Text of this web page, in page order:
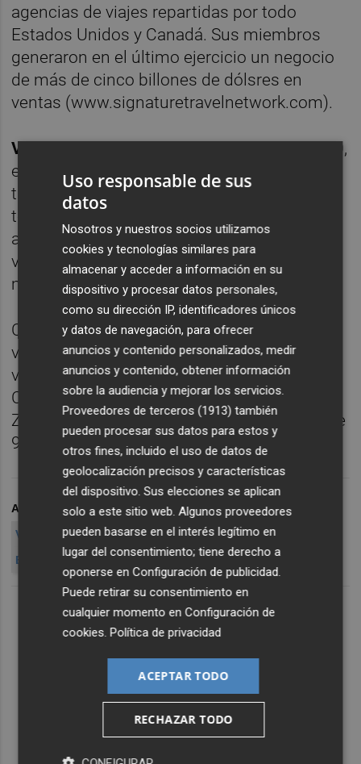
agencias de viajes repartidas por todo
Estados Unidos y Canadá. Sus miembros
generaron en el último ejercicio un negocio
de más de cinco billones de dólsres en
ventas (www.signaturetravelnetwork.com).
Virtuoso Ltd
., por su parte, fundada en 1950,
es la red líder en el mundo de la industria del
turismo de gama alta formada tanto por
touroperadores como por agentes de viajes
a la que se accede única y exclusivamente
vía invitación de otros miembros de la
misma red (www.virtuoso.com).
Con 330 agencias (algunas de ellas con
varias oficinas) y más de 7.200 asesores de
viajes en 20 países en Norteamérica, el
Caribe, Sudamérica, Australia y Nueva
Zelanda, genera un negocio anual de más de
9,6 billones de dólares.
ARCHIVADO EN SIGNATURE
TRAVEL NETWORK
VIRTUOSO LTD
CONSELLERIA DE ECONOMIA
BIOPARC
LLADRÓ CIUDAD
Uso responsable de sus
datos
Nosotros y nuestros socios utilizamos
cookies y tecnologías similares para
almacenar y acceder a información en su
dispositivo y procesar datos personales,
como su dirección IP, identificadores únicos
y datos de navegación, para ofrecer
anuncios y contenido personalizados, medir
anuncios y contenido, obtener información
sobre la audiencia y mejorar los servicios.
Proveedores de terceros (1913) también
pueden procesar sus datos para estos y
otros fines, incluido el uso de datos de
geolocalización precisos y características
del dispositivo. Sus elecciones se aplican
solo a este sitio web. Algunos proveedores
pueden basarse en el interés legítimo en
lugar del consentimiento; tiene derecho a
oponerse enConfiguración de publicidad.
Puede retirar su consentimiento en
cualquier momento enConfiguración de
cookies.Política de privacidad
ACEPTAR TODO
RECHAZAR TODO